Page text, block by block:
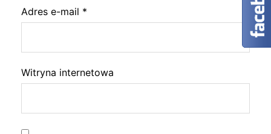
Adres e-mail *
Witryna internetowa